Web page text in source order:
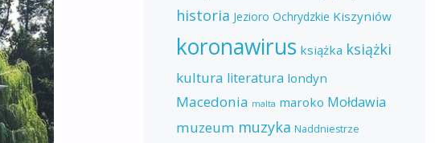
historia Jezioro Ochrydzkie Kiszyniów
koronawirus książka książki
kultura literatura londyn
Macedonia malta maroko Mołdawia
muzeum muzyka Naddniestrze